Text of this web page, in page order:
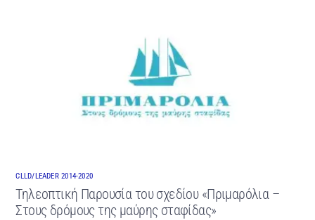
CLLD/LEADER 2014-2020
Τηλεοπτική Παρουσία του σχεδίου «Πριμαρόλια –
Στους δρόμους της μαύρης σταφίδας»